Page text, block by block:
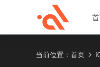
当前位置： 首页